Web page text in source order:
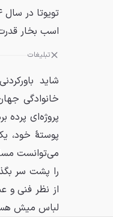
اسب بخار
تبلیغات
شاید
پروژه‌ای پرده
را پشت سر
از نظر فنی و
لباس میش